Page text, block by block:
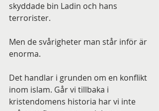
skyddade bin Ladin och hans
terrorister.
Men de svårigheter man står inför är
enorma.
Det handlar i grunden om en konflikt
inom islam. Går vi tillbaka i
kristendomens historia har vi inte